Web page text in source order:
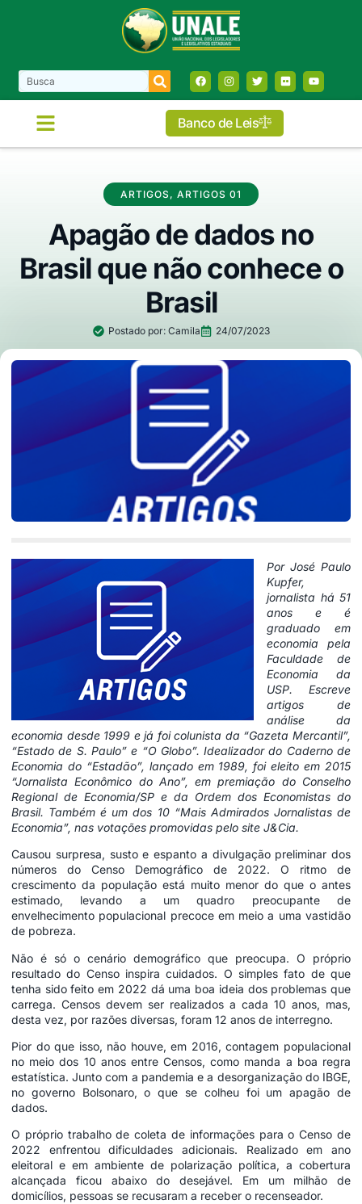
Banco de Leis
ARTIGOS , ARTIGOS 01
Apagão de dados no
Brasil que não conhece o
Brasil
Postado por:Camila 24/07/2023
Por José Paulo
Kupfer,
jornalista há 51
anos e é
graduado em
economia pela
Faculdade de
Economia da
USP. Escreve
artigos de
análise da
economia desde 1999 e já foi colunista da “Gazeta Mercantil”,
“Estado de S. Paulo” e “O Globo”. Idealizador do Caderno de
Economia do “Estadão”, lançado em 1989, foi eleito em 2015
“Jornalista Econômico do Ano”, em premiação do Conselho
Regional de Economia/SP e da Ordem dos Economistas do
Brasil. Também é um dos 10 “Mais Admirados Jornalistas de
Economia”, nas votações promovidas pelo site J&Cia.
Causou surpresa, susto e espanto a divulgação preliminar dos
números do Censo Demográfico de 2022. O ritmo de
crescimento da população está muito menor do que o antes
estimado, levando a um quadro preocupante de
envelhecimento populacional precoce em meio a uma vastidão
de pobreza.
Não é só o cenário demográfico que preocupa. O próprio
resultado do Censo inspira cuidados. O simples fato de que
tenha sido feito em 2022 dá uma boa ideia dos problemas que
carrega. Censos devem ser realizados a cada 10 anos, mas,
desta vez, por razões diversas, foram 12 anos de interregno.
Pior do que isso, não houve, em 2016, contagem populacional
no meio dos 10 anos entre Censos, como manda a boa regra
estatística. Junto com a pandemia e a desorganização do IBGE,
no governo Bolsonaro, o que se colheu foi um apagão de
dados.
O próprio trabalho de coleta de informações para o Censo de
2022 enfrentou dificuldades adicionais. Realizado em ano
eleitoral e em ambiente de polarização política, a cobertura
alcançada ficou abaixo do desejável. Em um milhão de
domicílios, pessoas se recusaram a receber o recenseador.